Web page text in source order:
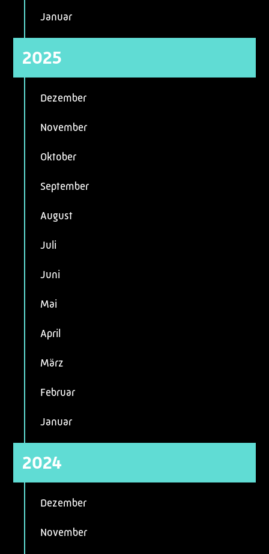
Januar
2025
Dezember
November
Oktober
September
August
Juli
Juni
Mai
April
März
Februar
Januar
2024
Dezember
November